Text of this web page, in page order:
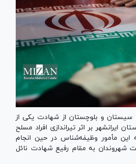
سیستان و بلوچستان از شهادت یکی از
ایرانشهر بر اثر تیراندازی افراد مسلح
این مأمور وظیفه‌شناس در حین انجام
شهروندان به مقام رفیع شهادت نائل